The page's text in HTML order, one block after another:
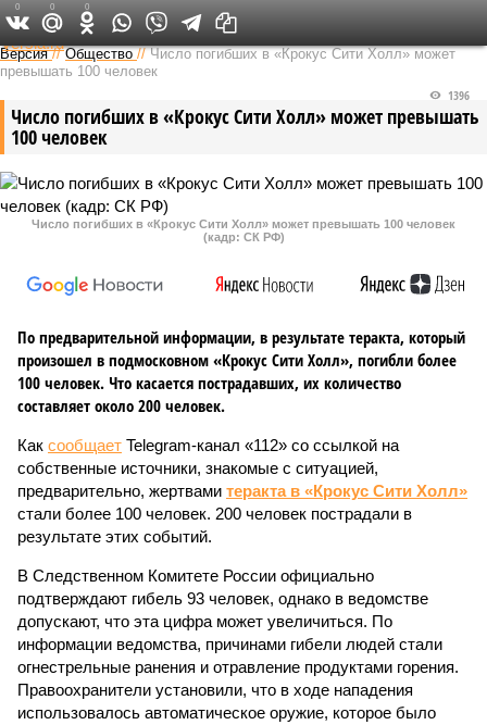
Федеральный выпуск
Версия //Общество //Число погибших в «Крокус Сити Холл» может
превышать 100 человек
Число погибших в «Крокус Сити Холл» может превышать
100 человек
1396
Число погибших в «Крокус Сити Холл» может превышать 100 человек
(кадр: СК РФ)
По предварительной информации, в результате теракта, который
произошел в подмосковном «Крокус Сити Холл», погибли более
100 человек. Что касается пострадавших, их количество
составляет около 200 человек.
Как сообщает Telegram-канал «112» со ссылкой на
собственные источники, знакомые с ситуацией,
предварительно, жертвами теракта в «Крокус Сити Холл»
стали более 100 человек. 200 человек пострадали в
результате этих событий.
В Следственном Комитете России официально
подтверждают гибель 93 человек, однако в ведомстве
допускают, что эта цифра может увеличиться. По
информации ведомства, причинами гибели людей стали
огнестрельные ранения и отравление продуктами горения.
Правоохранители установили, что в ходе нападения
использовалось автоматическое оружие, которое было
0 0 0